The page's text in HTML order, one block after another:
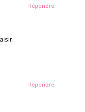
Répondre
Répondre